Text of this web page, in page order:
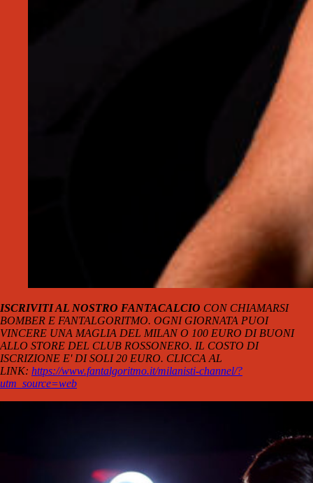
ISCRIVITI AL NOSTRO FANTACALCIO CON CHIAMARSI
BOMBER E FANTALGORITMO. OGNI GIORNATA PUOI
VINCERE UNA MAGLIA DEL MILAN O 100 EURO DI BUONI
ALLO STORE DEL CLUB ROSSONERO. IL COSTO DI
ISCRIZIONE E' DI SOLI 20 EURO. CLICCA AL
LINK: https://www.fantalgoritmo.it/milanisti-channel/?
utm_source=web